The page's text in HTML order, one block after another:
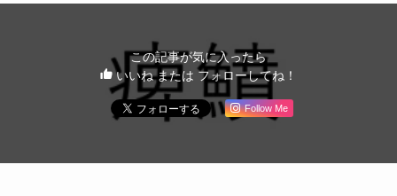
この記事が気に入ったら
いいね または フォローしてね！
Follow Me